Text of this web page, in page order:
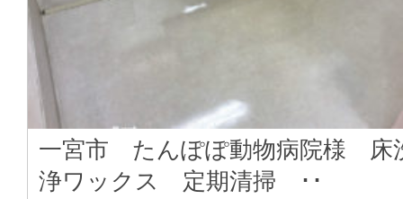
一宮市 たんぽぽ動物病院様 床
浄ワックス 定期清掃 ･･